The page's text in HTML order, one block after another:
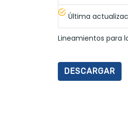
Última
Lineamientos para
DESCARGAR